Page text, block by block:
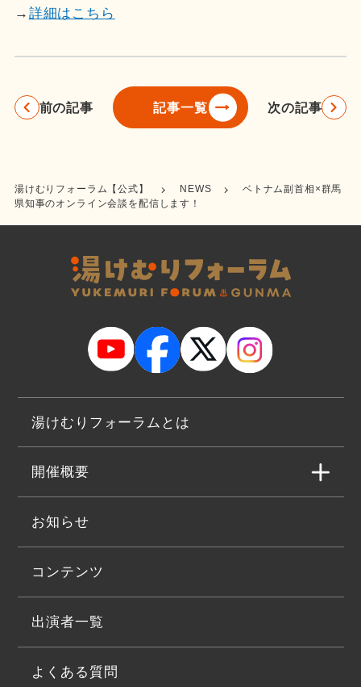
→ 詳細はこちら
前の記事 記事一覧 次の記事
湯けむりフォーラム【公式】 NEWS
ベトナム副首相×群馬
県知事のオンライン会談を配信します！
湯けむりフォーラムとは
開催概要
お知らせ
コンテンツ
出演者一覧
よくある質問